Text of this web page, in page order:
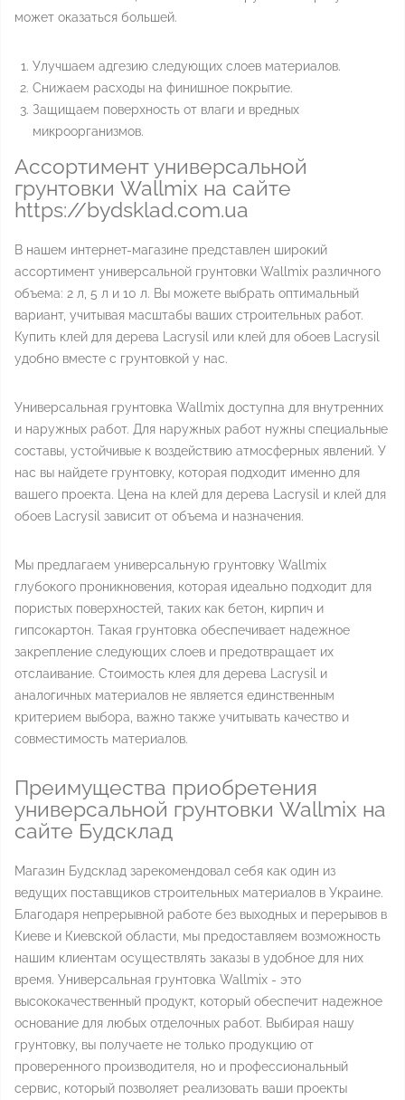
может оказаться большей.
Улучшаем адгезию следующих слоев материалов.
Снижаем расходы на финишное покрытие.
Защищаем поверхность от влаги и вредных
микроорганизмов.
Ассортимент универсальной
грунтовки Wallmix на сайте
https://bydsklad.com.ua
В нашем интернет-магазине представлен широкий
ассортимент универсальной грунтовки Wallmix различного
объема: 2 л, 5 л и 10 л. Вы можете выбрать оптимальный
вариант, учитывая масштабы ваших строительных работ.
Купить клей для дерева Lacrysil или клей для обоев Lacrysil
удобно вместе с грунтовкой у нас.
Универсальная грунтовка Wallmix доступна для внутренних
и наружных работ. Для наружных работ нужны специальные
составы, устойчивые к воздействию атмосферных явлений. У
нас вы найдете грунтовку, которая подходит именно для
вашего проекта. Цена на клей для дерева Lacrysil и клей для
обоев Lacrysil зависит от объема и назначения.
Мы предлагаем универсальную грунтовку Wallmix
глубокого проникновения, которая идеально подходит для
пористых поверхностей, таких как бетон, кирпич и
гипсокартон. Такая грунтовка обеспечивает надежное
закрепление следующих слоев и предотвращает их
отслаивание. Стоимость клея для дерева Lacrysil и
аналогичных материалов не является единственным
критерием выбора, важно также учитывать качество и
совместимость материалов.
Преимущества приобретения
универсальной грунтовки Wallmix на
сайте Будсклад
Магазин Будсклад зарекомендовал себя как один из
ведущих поставщиков строительных материалов в Украине.
Благодаря непрерывной работе без выходных и перерывов в
Киеве и Киевской области, мы предоставляем возможность
нашим клиентам осуществлять заказы в удобное для них
время. Универсальная грунтовка Wallmix - это
высококачественный продукт, который обеспечит надежное
основание для любых отделочных работ. Выбирая нашу
грунтовку, вы получаете не только продукцию от
проверенного производителя, но и профессиональный
сервис, который позволяет реализовать ваши проекты